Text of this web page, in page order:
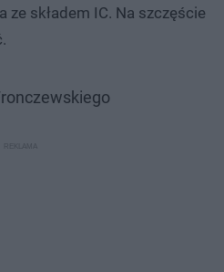
składem IC. Na szczęście